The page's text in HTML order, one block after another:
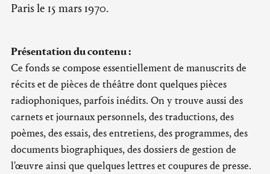
Paris le 15 mars 1970.
Présentation du contenu :
Ce fonds se compose essentiellement de manuscrits de
récits et de pièces de théâtre dont quelques pièces
radiophoniques, parfois inédits. On y trouve aussi des
carnets et journaux personnels, des traductions, des
poèmes, des essais, des entretiens, des programmes, des
documents biographiques, des dossiers de gestion de
l'œuvre ainsi que quelques lettres et coupures de presse.